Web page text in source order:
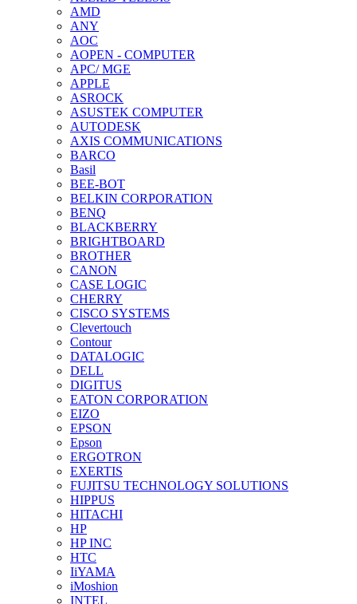
AMD
ANY
AOC
AOPEN - COMPUTER
APC/ MGE
APPLE
ASROCK
ASUSTEK COMPUTER
AUTODESK
AXIS COMMUNICATIONS
BARCO
Basil
BEE-BOT
BELKIN CORPORATION
BENQ
BLACKBERRY
BRIGHTBOARD
BROTHER
CANON
CASE LOGIC
CHERRY
CISCO SYSTEMS
Clevertouch
Contour
DATALOGIC
DELL
DIGITUS
EATON CORPORATION
EIZO
EPSON
Epson
ERGOTRON
EXERTIS
FUJITSU TECHNOLOGY SOLUTIONS
HIPPUS
HITACHI
HP
HP INC
HTC
IiYAMA
iMoshion
INTEL